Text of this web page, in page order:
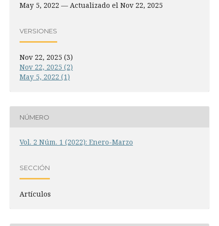
May 5, 2022 — Actualizado el Nov 22, 2025
VERSIONES
Nov 22, 2025 (3)
Nov 22, 2025 (2)
May 5, 2022 (1)
NÚMERO
Vol. 2 Núm. 1 (2022): Enero-Marzo
SECCIÓN
Artículos